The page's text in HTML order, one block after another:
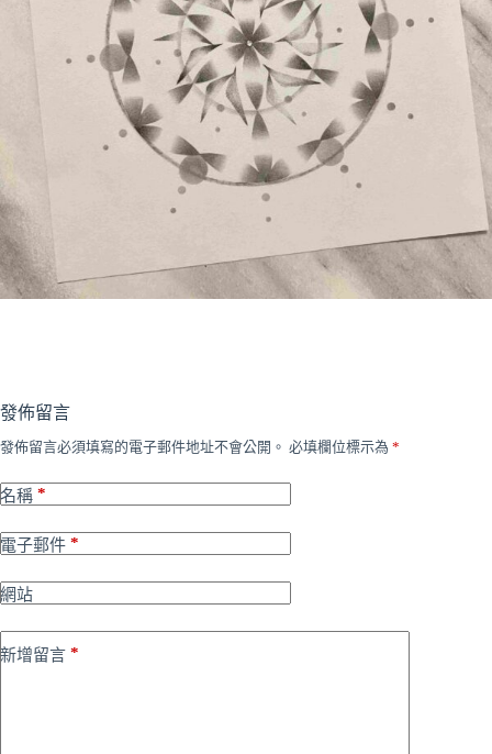
發佈留言
發佈留言必須填寫的電子郵件地址不會公開。 必填欄位標示為 *
名稱 *
電子郵件 *
網站
新增留言 *